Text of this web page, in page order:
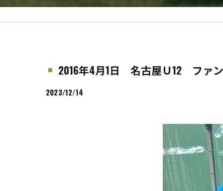
2016年4月1日 名古屋Ｕ12 ファ
2023/12/14